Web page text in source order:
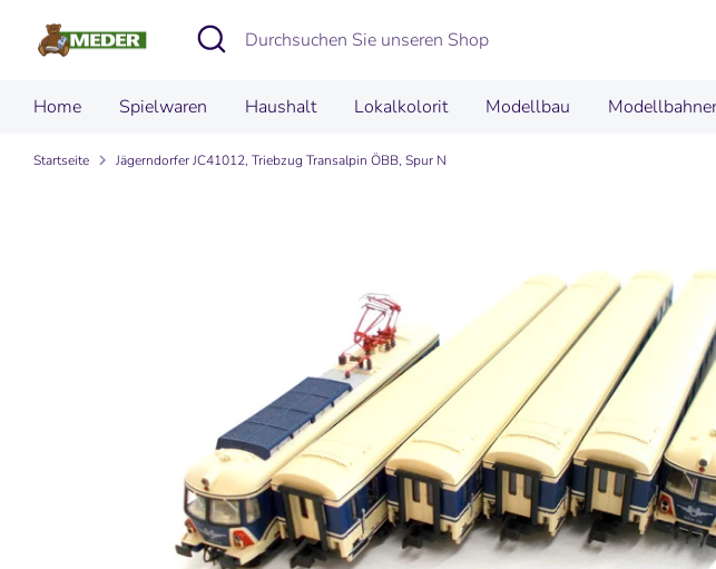
Suchen
Durchsuchen
Sie
Shop
Home Spielwaren Haushalt Lokalkolorit Modellbau
Startseite Jägerndorfer JC41012, Triebzug Transalpin ÖBB, Spur N